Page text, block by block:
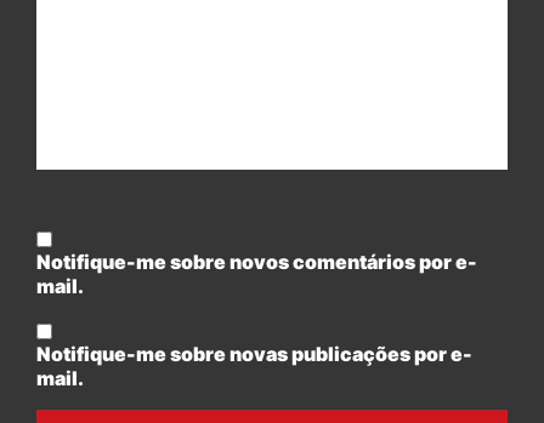
Notifique-me sobre novos comentários por e-
mail.
Notifique-me sobre novas publicações por e-
mail.